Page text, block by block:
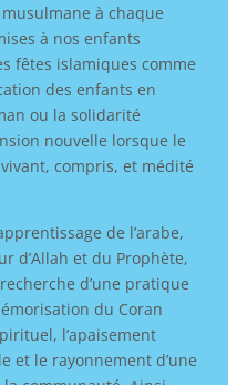
à chaque
à nos enfants
fêtes islamiques comme
des enfants en
ou la solidarité
nouvelle lorsque le
compris, et médité
de l’arabe,
d’Allah et du Prophète,
d’une pratique
du Coran
l’apaisement
et le rayonnement d’une